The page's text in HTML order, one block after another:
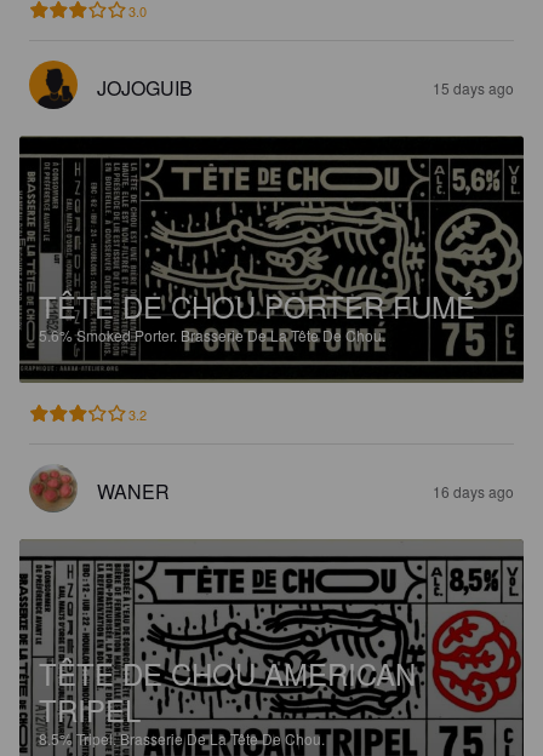
3.0
JOJOGUIB 15 days ago
TÊTE DE CHOU PORTER FUMÉ
5.6%Smoked Porter. Brasserie De La Tête De Chou.
3.2
WANER 16 days ago
TÊTE DE CHOU AMERICAN
TRIPEL
8.5%Tripel.Brasserie De La Tête De Chou.